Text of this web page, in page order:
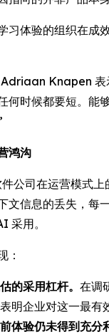
习体验的组织在成
Knapen 表
何时候都要短。能
鸿沟
公司在运营模式
文信息的丢失，每
采用。
：
的采用杠杆。 在调
明企业对这一最有
体验仍未得到充分